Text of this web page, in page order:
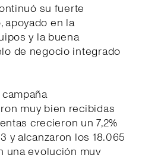
su fuerte
apoyado en la
y la buena
de negocio integrado
muy bien recibidas
crecieron un 7,2%
y alcanzaron los 18.065
una evolución muy